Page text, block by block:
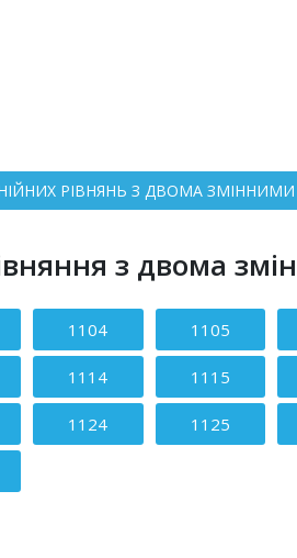
РІВНЯНЬ З ДВОМА ЗМІННИМИ
з двома
1104 1105
1114 1115
1124 1125